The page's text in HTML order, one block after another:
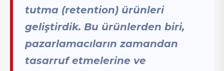
tutma (retention) ürünleri
geliştirdik. Bu ürünlerden biri,
pazarlamacıların zamandan
tasarruf etmelerine ve